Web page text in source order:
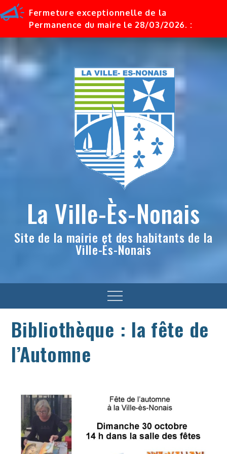
Fermeture exceptionnelle de la
Permanence du maire le 28/03/2026. :
to
content
La Ville-Ès-Nonais
Site de la mairie et des habitants de la
Ville-Ès-Nonais
Menu
Bibliothèque : la fête de
l’Automne